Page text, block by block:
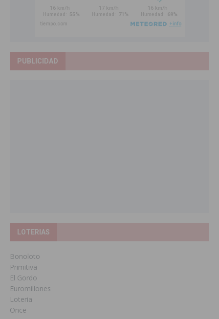
PUBLICIDAD
LOTERIAS
Bonoloto
Primitiva
El Gordo
Euromillones
Loteria
Once